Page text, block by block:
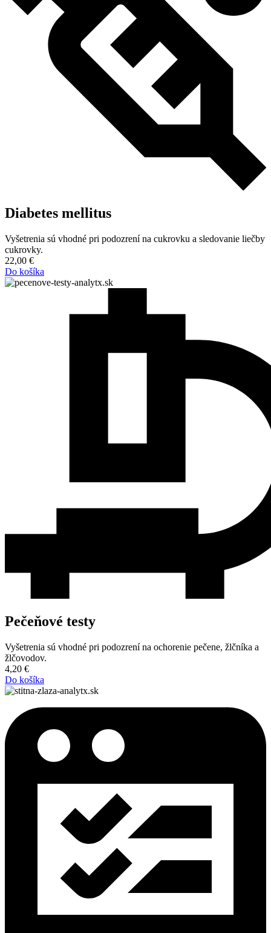
Diabetes mellitus
Vyšetrenia sú vhodné pri podozrení na cukrovku a sledovanie liečby
cukrovky.
22,00 €
Do košíka
Pečeňové testy
Vyšetrenia sú vhodné pri podozrení na ochorenie pečene, žlčníka a
žlčovodov.
4,20 €
Do košíka